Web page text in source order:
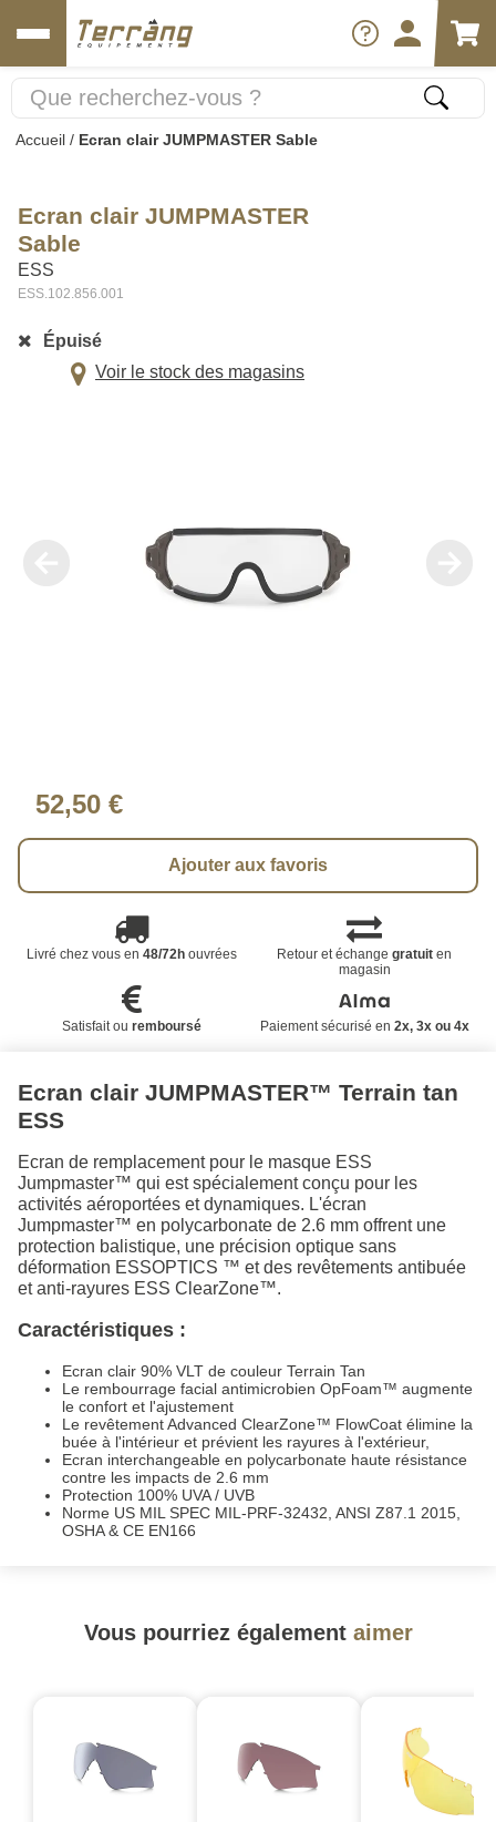
Accueil / Ecran clair JUMPMASTER Sable
Ecran clair JUMPMASTER
Sable
ESS
ESS.102.856.001
Épuisé
Voir le stock des magasins
52,50 €
Ajouter aux favoris
Livré chez vous en 48/72houvrées Retour et échangegratuit en
magasin
Satisfait ou remboursé Paiement sécurisé en 2x, 3x ou 4x
Ecran clair JUMPMASTER™ Terrain tan
ESS
Ecran de remplacement pour le masque ESS
Jumpmaster™ qui est spécialement conçu pour les
activités aéroportées et dynamiques. L'écran
Jumpmaster™ en polycarbonate de 2.6 mm offrent une
protection balistique, une précision optique sans
déformation ESSOPTICS ™ et des revêtements antibuée
et anti-rayures ESS ClearZone™.
Caractéristiques :
Ecran clair 90% VLT de couleur Terrain Tan
Le rembourrage facial antimicrobien OpFoam™ augmente
le confort et l'ajustement
Le revêtement Advanced ClearZone™ FlowCoat élimine la
buée à l'intérieur et prévient les rayures à l'extérieur,
Ecran interchangeable en polycarbonate haute résistance
contre les impacts de 2.6 mm
Protection 100% UVA / UVB
Norme US MIL SPEC MIL-PRF-32432, ANSI Z87.1 2015,
OSHA & CE EN166
Vous pourriez également aimer